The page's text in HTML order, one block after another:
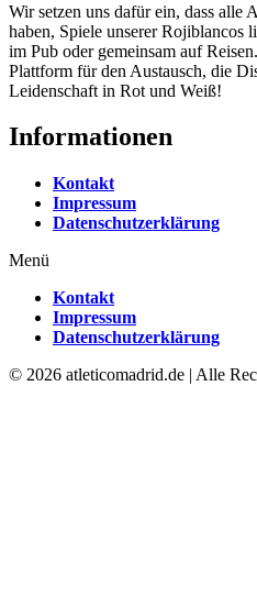
Wir setzen uns dafür ein, dass alle
haben, Spiele unserer Rojiblancos
im Pub oder gemeinsam auf
Plattform für den Austausch, die
Leidenschaft in Rot und Weiß!
Informationen
Kontakt
Impressum
Datenschutzerklärung
Menü
Kontakt
Impressum
Datenschutzerklärung
© 2026 atleticomadrid.de | Alle